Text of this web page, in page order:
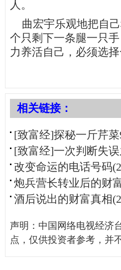
人。
曲宏宇乐观地把自
个只剩下一条腿一只
力养活自己，必须选
相关链接：
[致富经]探秘一斤芹
[致富经]一次判断失
改变命运的电话号码
炮兵营长转业后的财
酒后说出的财富真相
声明：中国网络电视经济
点，仅供投资者参考，并